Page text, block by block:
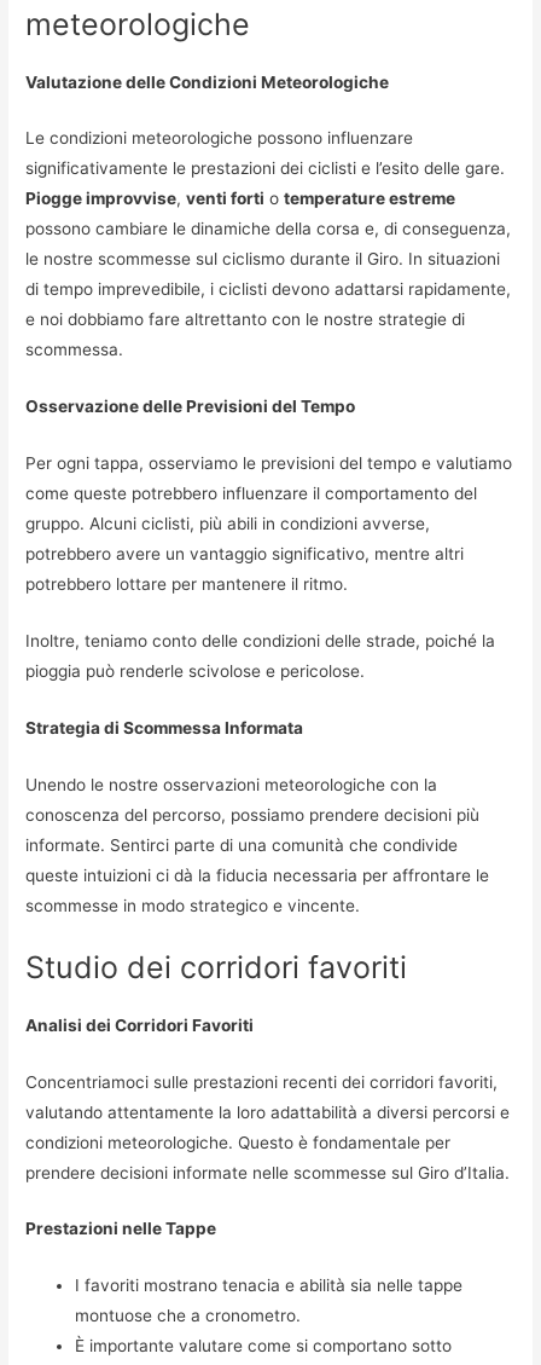
meteorologiche
Valutazione delle Condizioni Meteorologiche
Le condizioni meteorologiche possono influenzare
significativamente le prestazioni dei ciclisti e l’esito delle gare.
Piogge improvvise,venti forti otemperature estreme
possono cambiare le dinamiche della corsa e, di conseguenza,
le nostre scommesse sul ciclismo durante il Giro. In situazioni
di tempo imprevedibile, i ciclisti devono adattarsi rapidamente,
e noi dobbiamo fare altrettanto con le nostre strategie di
scommessa.
Osservazione delle Previsioni del Tempo
Per ogni tappa, osserviamo le previsioni del tempo e valutiamo
come queste potrebbero influenzare il comportamento del
gruppo. Alcuni ciclisti, più abili in condizioni avverse,
potrebbero avere un vantaggio significativo, mentre altri
potrebbero lottare per mantenere il ritmo.
Inoltre, teniamo conto delle condizioni delle strade, poiché la
pioggia può renderle scivolose e pericolose.
Strategia di Scommessa Informata
Unendo le nostre osservazioni meteorologiche con la
conoscenza del percorso, possiamo prendere decisioni più
informate. Sentirci parte di una comunità che condivide
queste intuizioni ci dà la fiducia necessaria per affrontare le
scommesse in modo strategico e vincente.
Studio dei corridori favoriti
Analisi dei Corridori Favoriti
Concentriamoci sulle prestazioni recenti dei corridori favoriti,
valutando attentamente la loro adattabilità a diversi percorsi e
condizioni meteorologiche. Questo è fondamentale per
prendere decisioni informate nelle scommesse sul Giro d’Italia.
Prestazioni nelle Tappe
I favoriti mostrano tenacia e abilità sia nelle tappe
montuose che a cronometro.
È importante valutare come si comportano sotto